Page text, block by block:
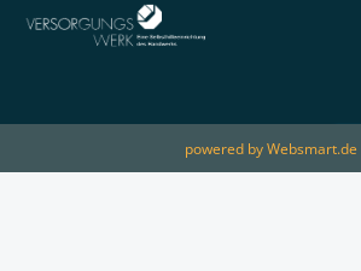
powered by Websmart.de